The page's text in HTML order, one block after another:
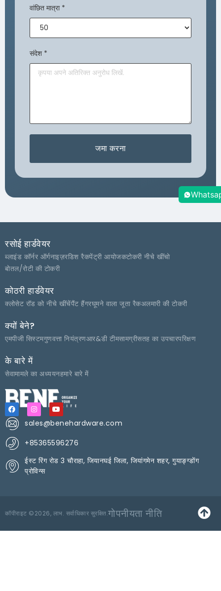
वांछित मात्रा *
संदेश *
जमा करना
रसोई हार्डवेयर
ब्लाइंड कॉर्नर ऑर्गनाइज़रडिश रैकपेंट्री आयोजकटोकरी नीचे खींचो
बोतल/रोटी की टोकरी
कोठरी हार्डवेयर
क्लोसेट रॉड को नीचे खींचेंपैंट हैंगरघूमने वाला जूता रैकअलमारी की टोकरी
क्यों बेने?
एमपीजी सिस्टमगुणवत्ता नियंत्रणआर&डी टीमसामग्रीसतह का उपचारपरिक्षण
के बारे में
सेवामामले का अध्ययनहमारे बारे में
sales@benehardware.com
+85365596276
ईस्ट रिंग रोड 3 चौराहा, जियानघई जिला, जियांगमेन शहर, गुयाङ्ग्डोंग
प्रोविन्स
कॉपीराइट ©2026, लाभ. सर्वाधिकार सुरक्षित.गोपनीयता नीति